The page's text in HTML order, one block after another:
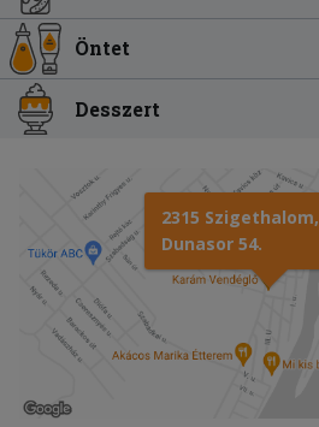
Öntet
Desszert
2315 Szigethalom,
Dunasor 54.